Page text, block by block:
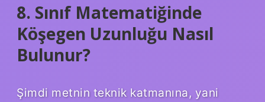
8. Sınıf Matematiğinde
Köşegen Uzunluğu Nasıl
Bulunur?
Şimdi metnin teknik katmanına, yani